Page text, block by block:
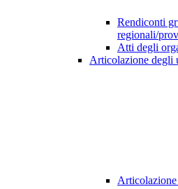
Rendiconti
regionali/
Atti degli
Articolazione degli